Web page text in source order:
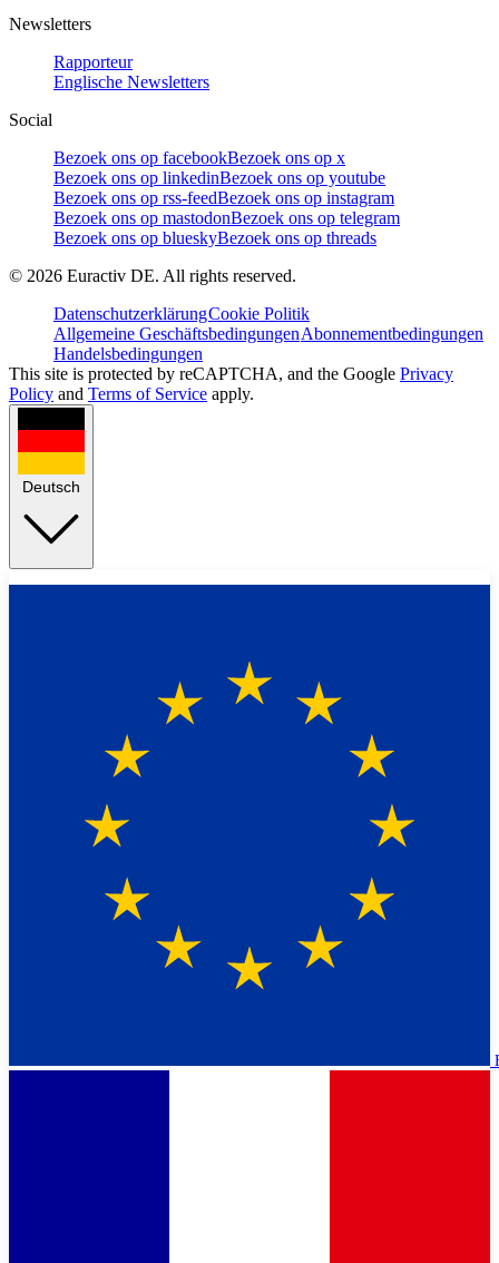
Newsletters
Rapporteur
Englische Newsletters
Social
Bezoek ons op facebookBezoek ons op x
Bezoek ons op linkedinBezoek ons op youtube
Bezoek ons op rss-feedBezoek ons op instagram
Bezoek ons op mastodonBezoek ons op telegram
Bezoek ons op blueskyBezoek ons op threads
© 2026 Euractiv DE. All rights reserved.
DatenschutzerklärungCookie Politik
Allgemeine GeschäftsbedingungenAbonnementbedingungen
Handelsbedingungen
This site is protected by reCAPTCHA, and the Google Privacy
Policy and Terms of Service apply.
Deutsch